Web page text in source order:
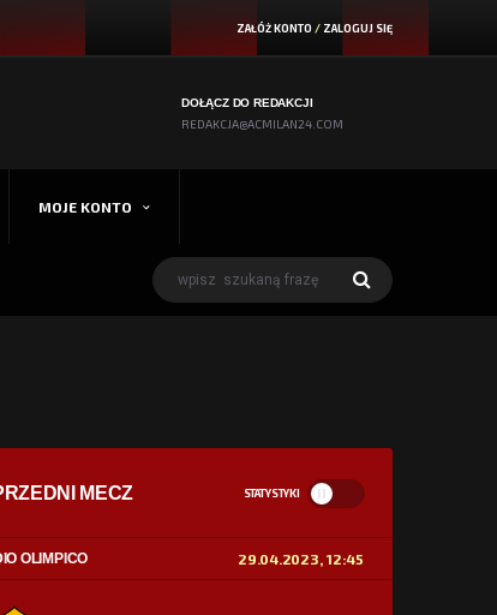
ZAŁÓŻ KONTO / ZALOGUJ SIĘ
DOŁĄCZ DO REDAKCJI
REDAKCJA@ACMILAN24.COM
MOJE KONTO
MECZ STATYSTYKI
OLIMPICO 29.04.2023, 12:45